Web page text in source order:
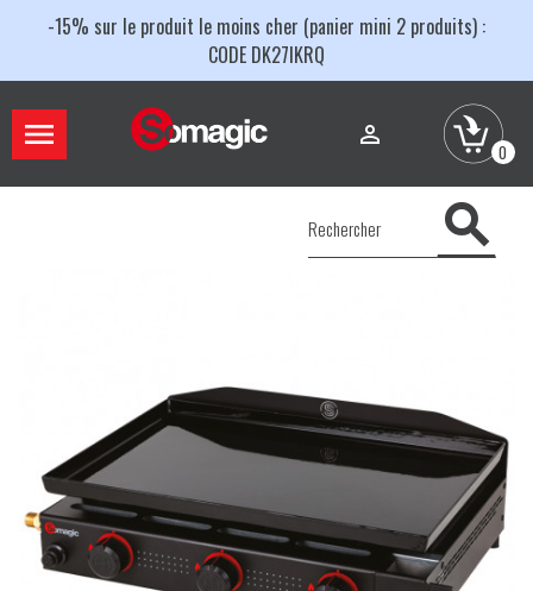
-15% sur le produit le moins cher (panier mini 2 produits) :
CODE DK27IKRQ
 
0
